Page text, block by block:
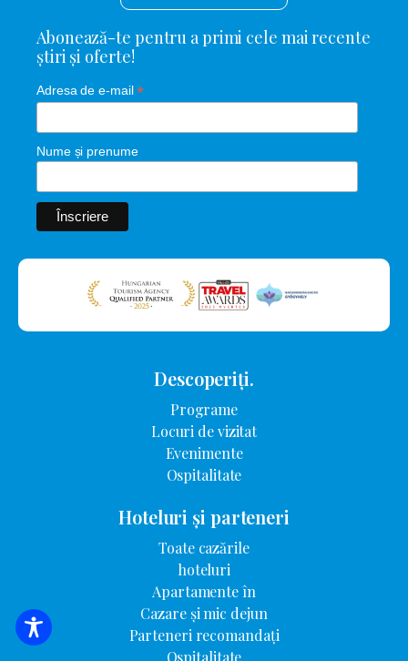
CĂUTARE DE CAZARE
Abonează-te pentru a primi cele mai recente
știri și oferte!
Adresa de e-mail*
Nume și prenume
Descoperiți.
Programe
Locuri de vizitat
Evenimente
Ospitalitate
Hoteluri și parteneri
Toate cazările
hoteluri
Apartamente în
Cazare și mic dejun
Parteneri recomandați
Ospitalitate